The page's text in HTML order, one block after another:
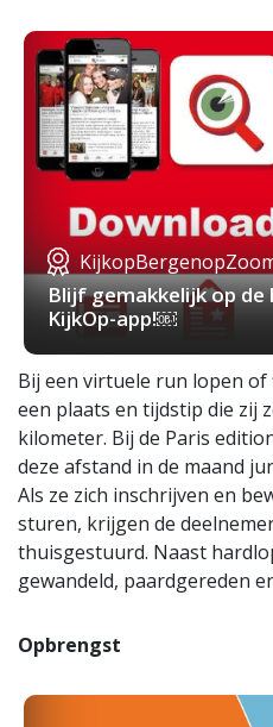
Blijf gemakkelijk op
KijkOp-app!￼
Bij een virtuele run lopen of
een plaats en tijdstip die zij
kilometer. Bij de Paris
deze afstand in de maand
Als ze zich inschrijven en
sturen, krijgen de
thuisgestuurd. Naast
gewandeld, paardgereden
Opbrengst